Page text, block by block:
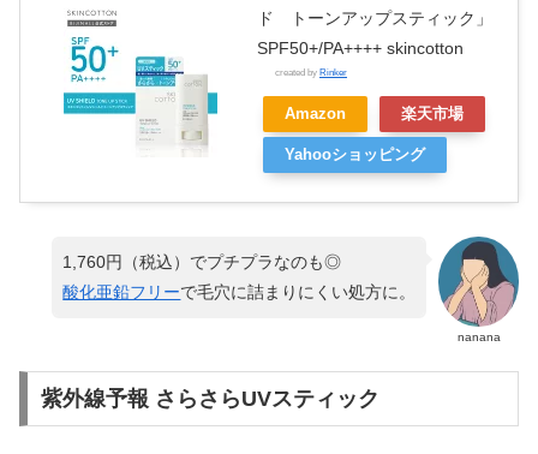
ド トーンアップスティック」
SPF50+/PA++++ skincotton
created by Rinker
Amazon 楽天市場
Yahooショッピング
nanana
1,760円（税込）でプチプラなのも◎
酸化亜鉛フリーで毛穴に詰まりにくい処方に。
紫外線予報 さらさらUVスティック